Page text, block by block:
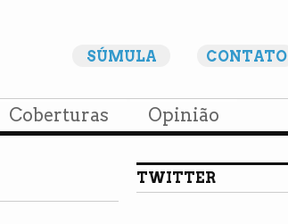
CONTATO
SÚMULA
Coberturas Opinião
TWITTER